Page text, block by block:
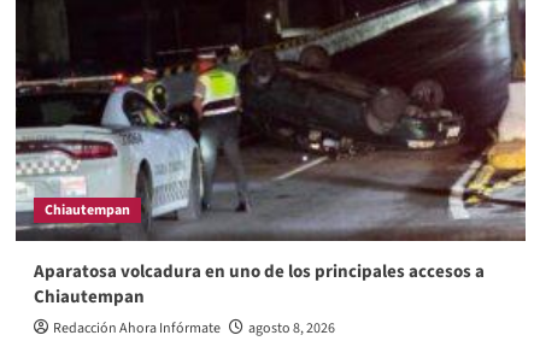
Chiautempan
Aparatosa volcadura en uno de los principales accesos a
Chiautempan
Redacción Ahora Infórmate agosto 8, 2026